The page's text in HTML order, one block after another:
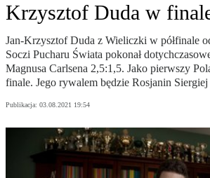
Krzysztof Duda w
Jan-Krzysztof Duda z Wieliczki w półfinale
Soczi Pucharu Świata pokonał
Magnusa Carlsena 2,5:1,5. Jako pierwszy
finale. Jego rywalem będzie Rosjanin
Publikacja: 03.08.2021 19:54